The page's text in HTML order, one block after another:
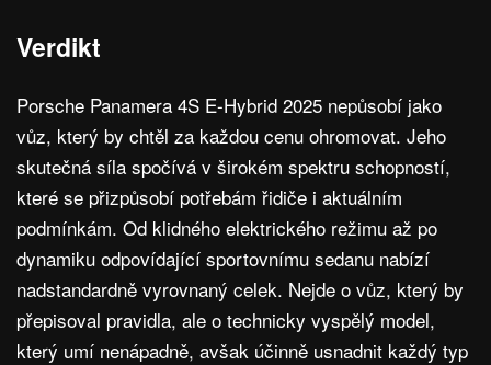
Verdikt
Porsche Panamera 4S E-Hybrid 2025 nepůsobí jako
vůz, který by chtěl za každou cenu ohromovat. Jeho
skutečná síla spočívá v širokém spektru schopností,
které se přizpůsobí potřebám řidiče i aktuálním
podmínkám. Od klidného elektrického režimu až po
dynamiku odpovídající sportovnímu sedanu nabízí
nadstandardně vyrovnaný celek. Nejde o vůz, který by
přepisoval pravidla, ale o technicky vyspělý model,
který umí nenápadně, avšak účinně usnadnit každý typ